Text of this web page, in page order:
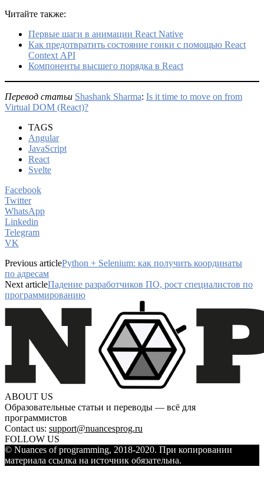
Читайте также:
Первые шаги в анимации React Native
Как предотвратить состояние гонки с помощью React
Context API
Компоненты высшего порядка в React
Перевод статьи Shashank Sharma: Is it time to move on from
Virtual DOM (React)?
TAGS
Angular
JavaScript
React
Svelte
Facebook
Twitter
WhatsApp
Linkedin
Telegram
VK
Previous articlePython + Selenium: как получить координаты
по адресам
Next articleПадение разработчиков ПО, рост специалистов по
программированию
ABOUT US
Образовательные статьи и переводы — всё для
программистов
Contact us: support@nuancesprog.ru
FOLLOW US
© Nuances of programming, 2018-2020. При копировании
материала ссылка на источник обязательна.